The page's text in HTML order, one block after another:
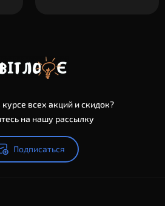
всех акций и скидок?
на нашу рассылку
Подписаться